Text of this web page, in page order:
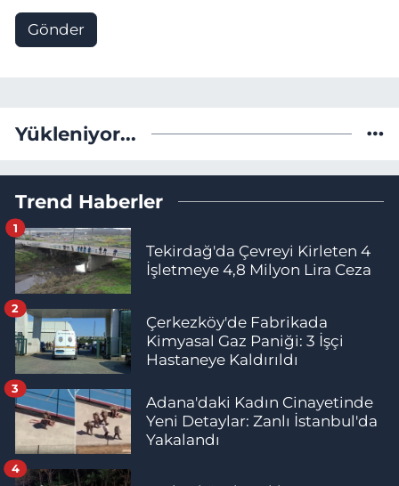
Gönder
Yükleniyor...
Trend Haberler
Tekirdağ'da Çevreyi Kirleten 4
İşletmeye 4,8 Milyon Lira Ceza
1
Çerkezköy'de Fabrikada
Kimyasal Gaz Paniği: 3 İşçi
Hastaneye Kaldırıldı
2
Adana'daki Kadın Cinayetinde
Yeni Detaylar: Zanlı İstanbul'da
Yakalandı
3
4